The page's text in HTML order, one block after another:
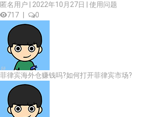
匿名用户 | 2022年10月27日 | 使用问题
717
0
菲律宾海外仓赚钱吗?如何打开菲律宾市场?